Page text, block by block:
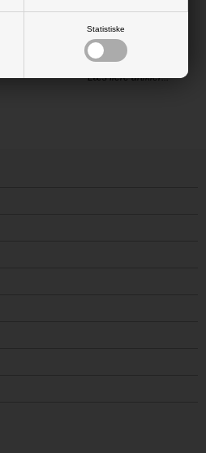
Statistiske
Læs flere artikler...